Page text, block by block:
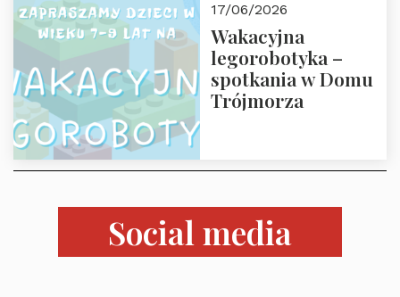
czerwca 2026 r.
godz. 18:00 w Domu
Trójmorza.
Zapraszamy!
17/06/2026
Wakacyjna
legorobotyka –
spotkania w Domu
Trójmorza
Social media